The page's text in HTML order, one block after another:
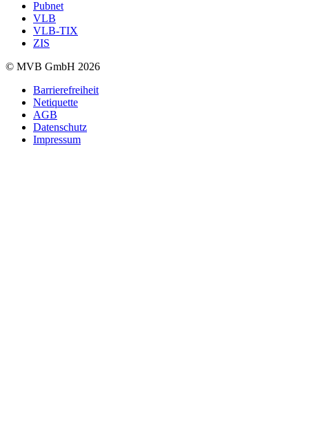
Pubnet
VLB
VLB-TIX
ZIS
© MVB GmbH 2026
Barrierefreiheit
Netiquette
AGB
Datenschutz
Impressum